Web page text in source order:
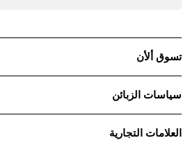
تسوق ألأن
سياسات الزبائن
العلامات التجارية